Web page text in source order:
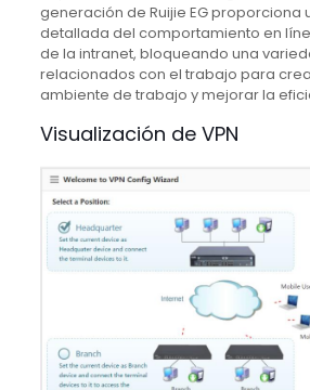
generación de Ruijie EG proporciona
detallada del comportamiento en
de la intranet, bloqueando una
relacionados con el trabajo para
ambiente de trabajo y mejorar la
Visualización de VPN